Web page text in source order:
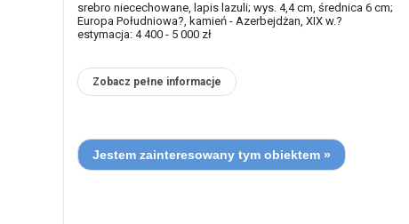
srebro niecechowane, lapis lazuli; wys. 4,4 cm, średnica 6 cm;
Europa Południowa?, kamień - Azerbejdżan, XIX w.?
estymacja: 4 400 - 5 000 zł
Zobacz pełne informacje